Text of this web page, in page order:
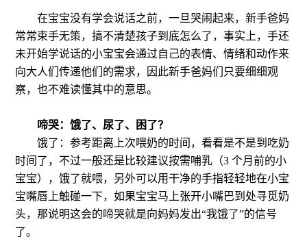
在宝宝没有学会说话之前，一旦哭闹起来，新手爸妈
常常束手无策，搞不清楚孩子到底怎么了，事实上，手还
未开始学说话的小宝宝会通过自己的表情、情绪和动作来
向大人们传递他们的需求，因此新手爸妈们只要细细观
察，也不难读懂其中的意思。
啼哭：饿了、尿了、困了？
饿了：参考距离上次喂奶的时间，看看是不是到吃奶
时间了，不过一般还是比较建议按需哺乳（3 个月前的小
宝宝），饿了就喂，另外可以用干净的手指轻轻地在小宝
宝嘴唇上触碰一下，如果宝宝马上张开小嘴巴到处寻觅奶
头，那说明这会的啼哭就是向妈妈发出“我饿了”的信号
了。